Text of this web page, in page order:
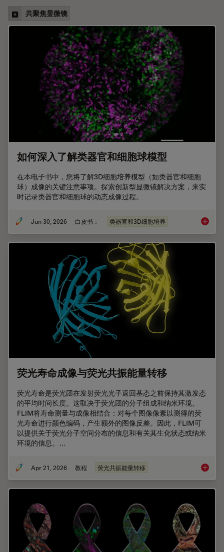
共聚焦显微镜
如何深入了解类器官和细胞球模型
在本电子书中，您将了解3D细胞培养模型（如类器官和细胞
球）成像的关键注意事项。探索创新型显微镜解决方案，来实
时记录类器官和细胞球的动态成像过程。
Jun 30, 2026 白皮书： 类器官和3D细胞培养 如何深
荧光寿命成像与荧光共振能量转移
荧光寿命是荧光团在发射荧光光子返回基态之前保持其激发态
的平均时间长度。这取决于荧光团的分子组成和纳米环境。
FLIM将寿命测量与成像相结合：对每个图像像素以测得的荧
光寿命进行颜色编码，产生额外的图像反差。因此，FLIM可
以提供关于荧光分子空间分布的信息和有关其生化状态或纳米
环境的信息。…
Apr 21, 2026 教程 荧光共振能量转移 荧光寿